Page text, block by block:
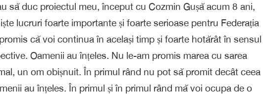
să duc proiectul meu, început cu Cozmin Gușă acum 8 ani,
lucruri foarte importante și foarte serioase pentru Federația
că voi continua în același timp și foarte hotărât în sensul
Oamenii au înțeles. Nu le-am promis marea cu sarea
un om obișnuit. În primul rând nu pot să promit decât ceea
au înțeles. În primul și în primul rând mă voi ocupa de o